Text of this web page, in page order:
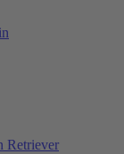
Retriever